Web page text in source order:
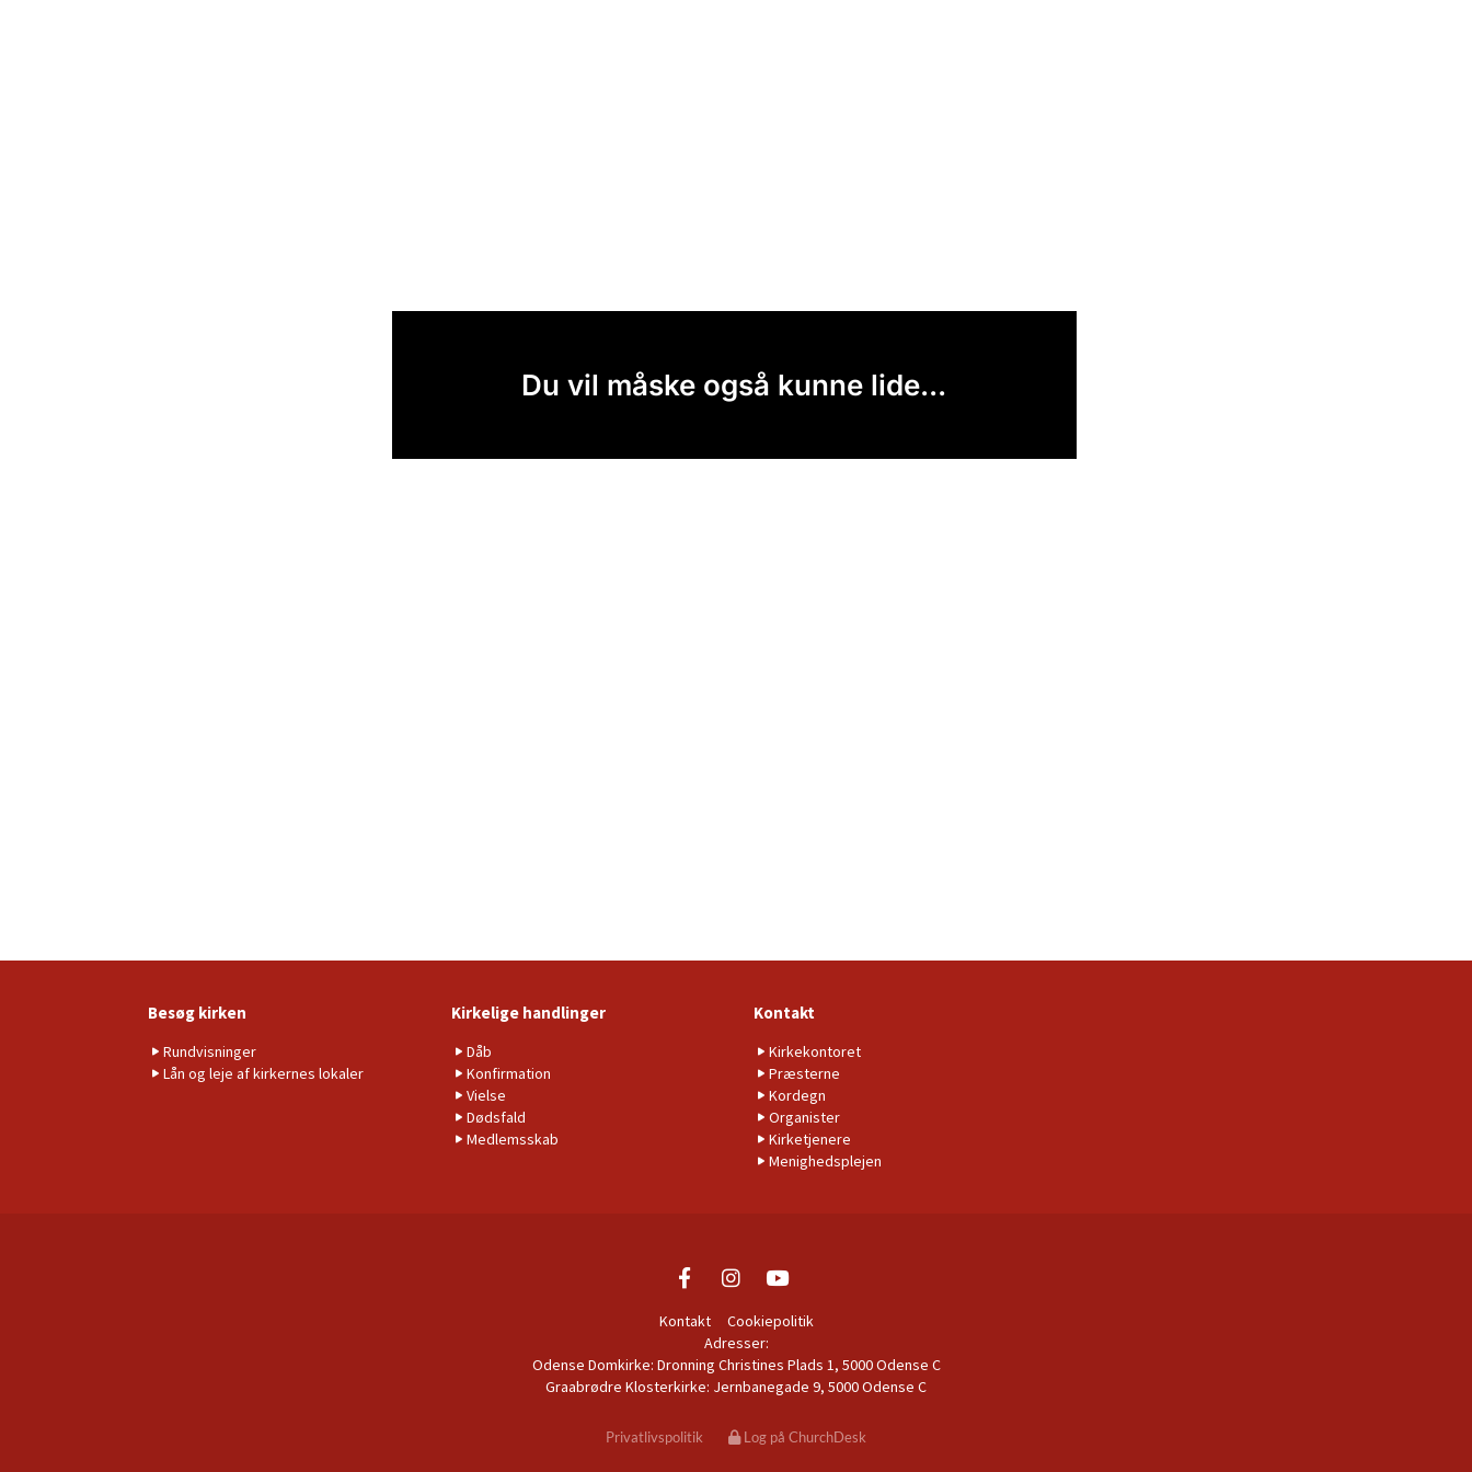
Du vil måske også kunne lide...
Besøg kirken
Rundvisninger
Lån og leje af kirkernes lokaler
Kirkelige handlinger
Dåb
Konfirmation
Vielse
Dødsfald
Medlemsskab
Kontakt
Kirkekontoret
Præsterne
Kordegn
Organister
Kirketjenere
Menighedsplejen
Kontakt
Cookiepolitik
Adresser:
Odense Domkirke: Dronning Christines Plads 1, 5000 Odense C
Graabrødre Klosterkirke: Jernbanegade 9, 5000 Odense C
Privatlivspolitik Log på ChurchDesk